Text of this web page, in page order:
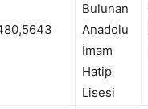
Bulunan
Anadolu
İmam
Hatip
Lisesi